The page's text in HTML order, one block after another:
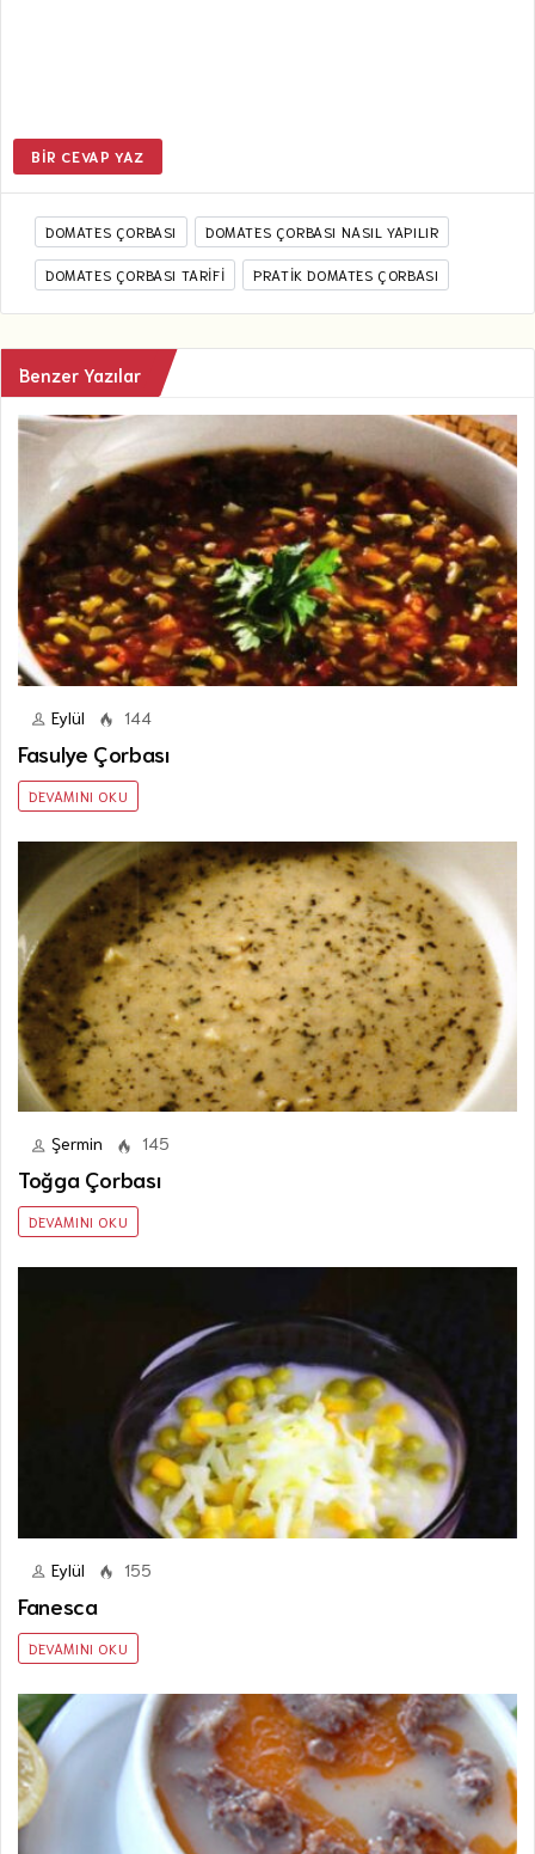
BIR CEVAP YAZ
DOMATES ÇORBASI DOMATES ÇORBASI NASIL YAPILIR
DOMATES ÇORBASI TARIFI PRATIK DOMATES ÇORBASI
Benzer Yazılar
Eylül 144
Fasulye Çorbası
DEVAMINI OKU
Şermin 145
Toğga Çorbası
DEVAMINI OKU
Eylül 155
Fanesca
DEVAMINI OKU